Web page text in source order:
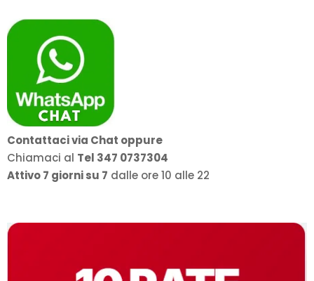
Contattaci via Chat oppure
Chiamaci al Tel 347 0737304
Attivo 7 giorni su 7 dalle ore 10 alle 22